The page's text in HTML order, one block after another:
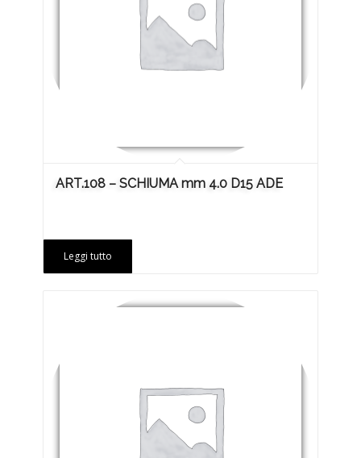
ART.108 – SCHIUMA mm 4.0 D15 ADE
Leggi tutto